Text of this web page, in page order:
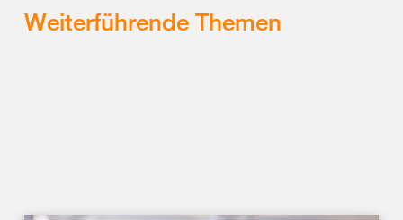
Weiterführende Themen